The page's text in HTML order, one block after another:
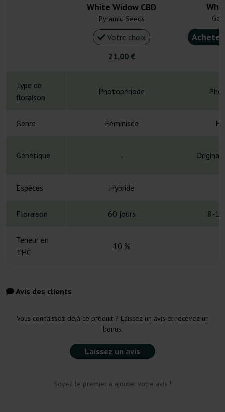
White Widow CBD
Pyramid Seeds
Votre choix
21,00 €
Type de
floraison
Photopériode
Genre Féminisée
Génétique - Original
Espèces Hybride
Floraison 60 jours 8-10
Teneur en
THC
10 %
Avis des clients
Vous connaissez déjà ce produit ? Laissez un avis et recevez un
bonus.
Laissez un avis
Soyez le premier à ajouter votre avis !